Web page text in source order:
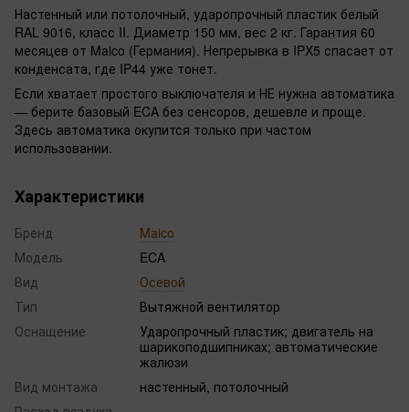
Настенный или потолочный, ударопрочный пластик белый
RAL 9016, класс II. Диаметр 150 мм, вес 2 кг. Гарантия 60
месяцев от Maico (Германия). Непрерывка в IPX5 спасает от
конденсата, где IP44 уже тонет.
Если хватает простого выключателя и НЕ нужна автоматика
— берите базовый ECA без сенсоров, дешевле и проще.
Здесь автоматика окупится только при частом
использовании.
Характеристики
Бренд
Maico
Модель
ECA
Вид
Осевой
Тип
Вытяжной вентилятор
Оснащение
Ударопрочный пластик; двигатель на
шарикоподшипниках; автоматические
жалюзи
Вид монтажа
настенный, потолочный